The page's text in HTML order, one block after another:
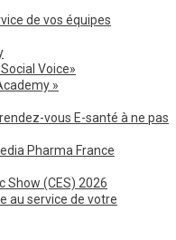
de vos équipes
Voice»
»
vous E-santé à ne pas
Pharma France
Show (CES) 2026
au service de votre